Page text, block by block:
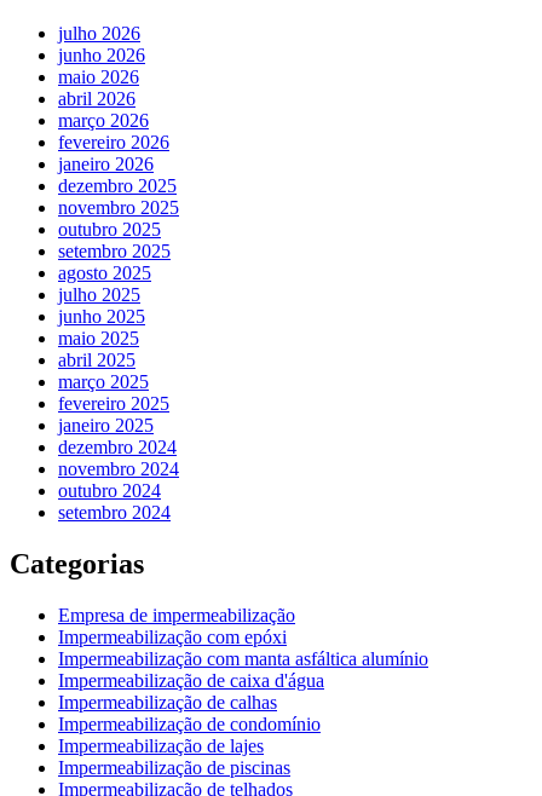
julho 2026
junho 2026
maio 2026
abril 2026
março 2026
fevereiro 2026
janeiro 2026
dezembro 2025
novembro 2025
outubro 2025
setembro 2025
agosto 2025
julho 2025
junho 2025
maio 2025
abril 2025
março 2025
fevereiro 2025
janeiro 2025
dezembro 2024
novembro 2024
outubro 2024
setembro 2024
Categorias
Empresa de impermeabilização
Impermeabilização com epóxi
Impermeabilização com manta asfáltica alumínio
Impermeabilização de caixa d'água
Impermeabilização de calhas
Impermeabilização de condomínio
Impermeabilização de lajes
Impermeabilização de piscinas
Impermeabilização de telhados